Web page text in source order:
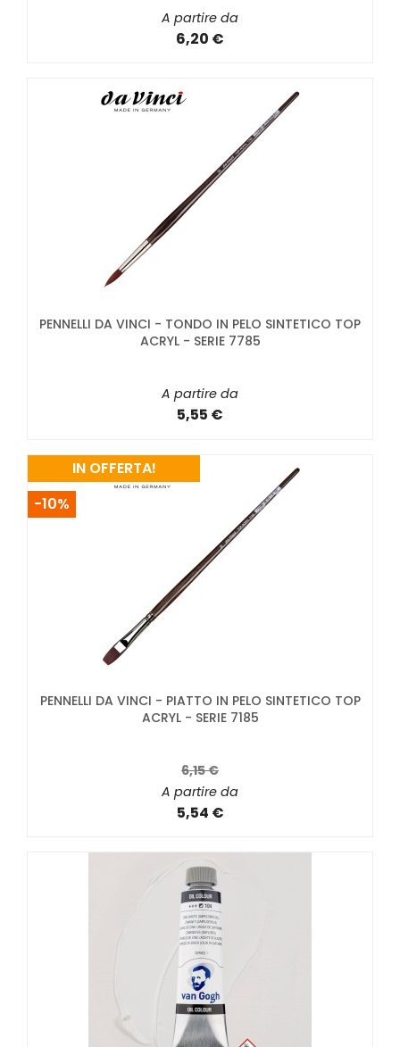
A partire da
6,20 €
PENNELLI DA VINCI - TONDO IN PELO SINTETICO TOP
ACRYL - SERIE 7785
A partire da
5,55 €
PENNELLI DA VINCI - PIATTO IN PELO SINTETICO TOP
ACRYL - SERIE 7185
6,15 €
A partire da
5,54 €
IN OFFERTA!
-10%